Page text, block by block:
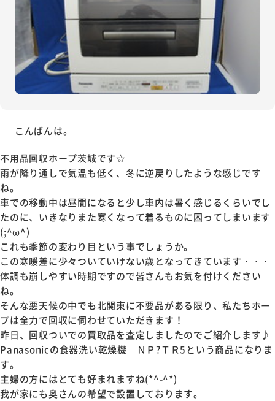
こんばんは。
不用品回収ホープ茨城です☆
雨が降り通しで気温も低く、冬に逆戻りしたような感じです
ね。
車での移動中は昼間になると少し車内は暑く感じるくらいでし
たのに、いきなりまた寒くなって着るものに困ってしまいます
(;^ω^)
これも季節の変わり目という事でしょうか。
この寒暖差に少々ついていけない歳となってきています・・・
体調も崩しやすい時期ですので皆さんもお気を付けください
ね。
そんな悪天候の中でも北関東に不要品がある限り、私たちホー
プは全力で回収に伺わせていただきます！
昨日、回収ついでの買取品を査定しましたのでご紹介します♪
Panasonicの食器洗い乾燥機 ＮＰ?ＴＲ5という商品になりま
す。
主婦の方にはとても好まれますね(*^-^*)
我が家にも奥さんの希望で設置しております。